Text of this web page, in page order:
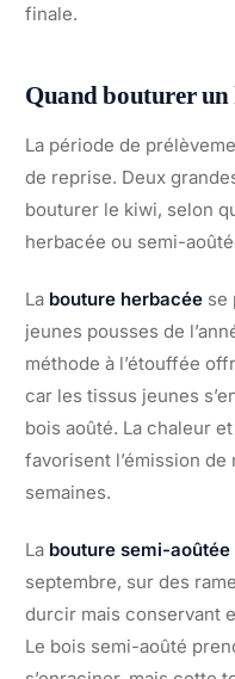
finale.
Quand bouturer
La période de
de reprise. Deux
bouturer le kiwi, selon
herbacée ou semi-
La bouture herbacée se
jeunes pousses de
méthode à l’étouffée
car les tissus jeunes
bois aoûté. La chaleur
favorisent l’émission
semaines.
La bouture semi-aoûtée
septembre, sur des
durcir mais conservant
Le bois semi-aoûté